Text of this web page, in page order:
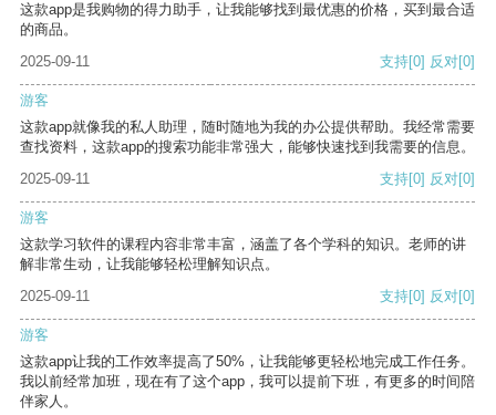
这款app是我购物的得力助手，让我能够找到最优惠的价格，买到最合适
的商品。
2025-09-11
支持[0] 反对[0]
游客
这款app就像我的私人助理，随时随地为我的办公提供帮助。我经常需要
查找资料，这款app的搜索功能非常强大，能够快速找到我需要的信息。
2025-09-11
支持[0] 反对[0]
游客
这款学习软件的课程内容非常丰富，涵盖了各个学科的知识。老师的讲
解非常生动，让我能够轻松理解知识点。
2025-09-11
支持[0] 反对[0]
游客
这款app让我的工作效率提高了50%，让我能够更轻松地完成工作任务。
我以前经常加班，现在有了这个app，我可以提前下班，有更多的时间陪
伴家人。